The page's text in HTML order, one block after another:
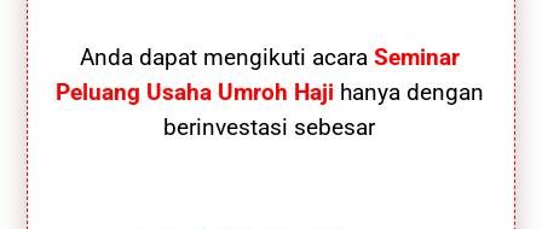
Anda dapat mengikuti acara Seminar
Peluang Usaha Umroh Haji hanya dengan
berinvestasi sebesar